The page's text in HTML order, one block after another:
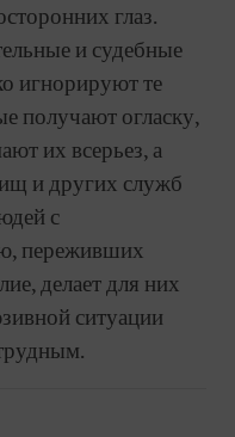
глаз.
и судебные
игнорируют те
получают огласку,
их всерьез, а
и других служб
с
переживших
делает для них
ситуации